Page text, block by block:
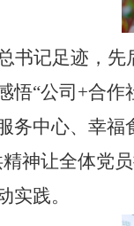
书记足迹，
悟“公司 +合作
务中心、幸
神让全体党
实践。